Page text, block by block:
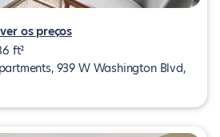
os preços
ft²
939 W Washington Blvd,